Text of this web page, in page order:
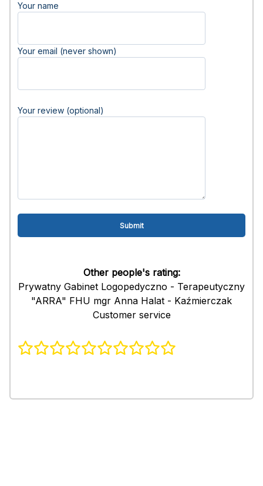
Your name
Your email (never shown)
Your review (optional)
Other people's rating:
Prywatny Gabinet Logopedyczno - Terapeutyczny
"ARRA" FHU mgr Anna Halat - Kaźmierczak
Customer service